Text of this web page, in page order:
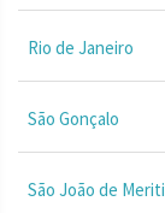
Rio de Janeiro
São Gonçalo
São João de Meriti